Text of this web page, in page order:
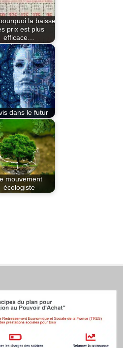
la baisse
prix est plus
efficace…
dans le futur
mouvement
écologiste